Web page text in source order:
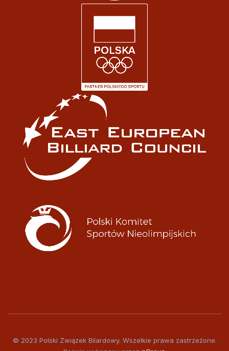
© 2023 Polski Związek Bilardowy. Wszelkie prawa zastrzeżone.